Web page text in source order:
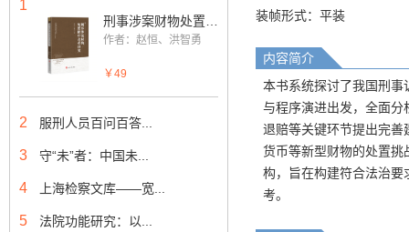
1
作者：赵恒、洪智勇
￥49
2 服刑人员百问百答...
3 守“未”者：中国未...
4 上海检察文库——宽...
5 法院功能研究：以...
装帧形式：平装
内容简介
本书系统探讨了我国刑
与程序演进出发，全面
退赔等关键环节提出完
货币等新型财物的处置
构，旨在构建符合法治
考。